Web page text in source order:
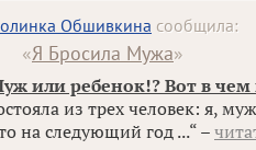
Обшивкина сообщила:
«Я Бросила Мужа»
или ребенок!? Вот в чем
из трех человек: я,
на следующий год ...“ –